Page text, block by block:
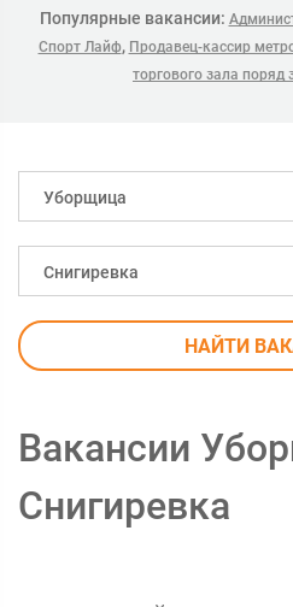
Популярные вакансии:
Спорт Лайф, Продавец-кассир
торгового зала
Уборщица
Снигиревка
НАЙТИ
Вакансии
Снигиревка